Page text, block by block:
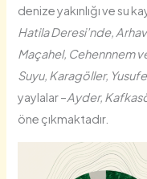
denize yakınlığı ve su
Hatila Deresi’nde,
Maçahel, Cehennnem
Suyu, Karagöller,
yaylalar –Ayder,
öne çıkmaktadır.